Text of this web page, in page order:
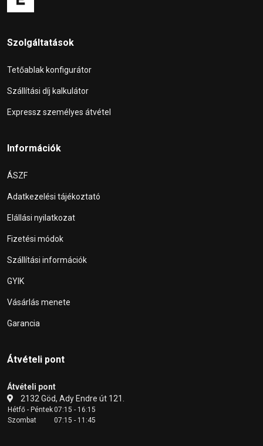
Szolgáltatások
Tetőablak konfigurátor
Szállítási díj kalkulátor
Expressz személyes átvétel
Információk
ÁSZF
Adatkezelési tájékoztató
Elállási nyilatkozat
Fizetési módok
Szállítási információk
GYIK
Vásárlás menete
Garancia
Átvételi pont
Átvételi pont
2132 Göd, Ady Endre út 121.
Hétfő - Péntek07:15 - 16:15
Szombat
07:15 - 11:45